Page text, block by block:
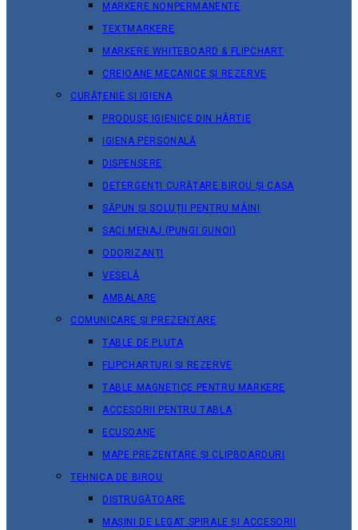
MARKERE NONPERMANENTE
TEXTMARKERE
MARKERE WHITEBOARD & FLIPCHART
CREIOANE MECANICE ȘI REZERVE
CURĂȚENIE ȘI IGIENA
PRODUSE IGIENICE DIN HÂRTIE
IGIENA PERSONALĂ
DISPENSERE
DETERGENȚI CURĂȚARE BIROU ȘI CASA
SĂPUN ȘI SOLUȚII PENTRU MÂINI
SACI MENAJ (PUNGI GUNOI)
ODORIZANȚI
VESELĂ
AMBALARE
COMUNICARE ȘI PREZENTARE
TABLE DE PLUTA
FLIPCHARTURI ȘI REZERVE
TABLE MAGNETICE PENTRU MARKERE
ACCESORII PENTRU TABLA
ECUSOANE
MAPE PREZENTARE ȘI CLIPBOARDURI
TEHNICA DE BIROU
DISTRUGĂTOARE
MAȘINI DE LEGAT SPIRALE ȘI ACCESORII